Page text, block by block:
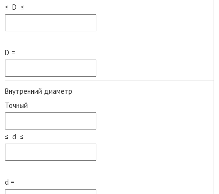
≤ D ≤
D =
Внутренний диаметр
Точный
≤ d ≤
d =